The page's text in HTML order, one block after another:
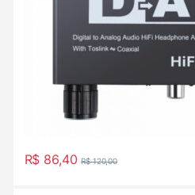
R$ 86,40 R$120,00